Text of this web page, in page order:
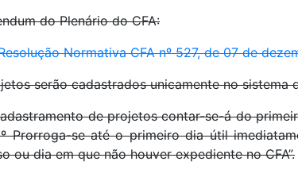
do Plenário do CFA:
Normativa CFA nº 527, de 07 de
serão cadastrados unicamente no
de projetos contar-se-á do
Prorroga-se até o primeiro dia útil
ou dia em que não houver expediente no CFA”.